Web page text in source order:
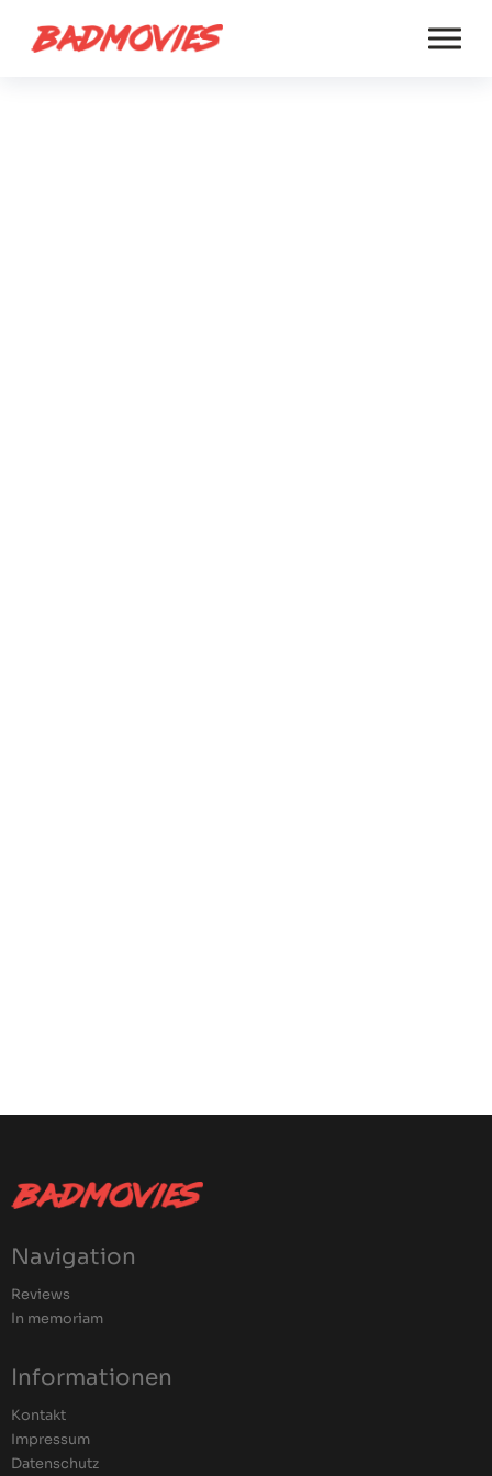
Navigation
Reviews
In memoriam
Informationen
Kontakt
Impressum
Datenschutz